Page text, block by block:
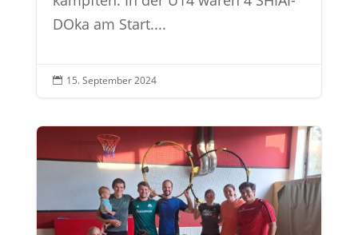
DOka am Start....
 15. September 2024